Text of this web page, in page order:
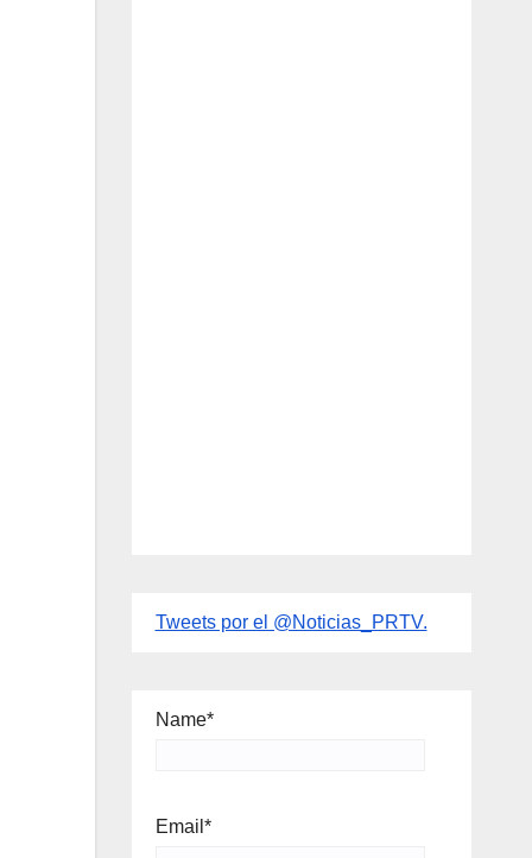
Tweets por el @Noticias_PRTV.
Name*
Email*